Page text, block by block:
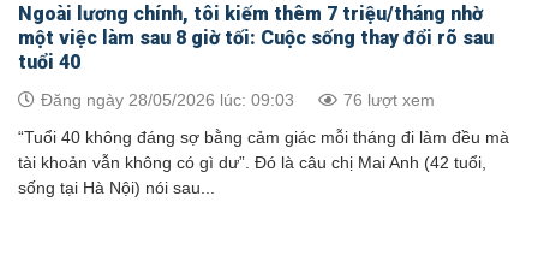
Ngoài lương chính, tôi kiếm thêm 7 triệu/tháng nhờ
một việc làm sau 8 giờ tối: Cuộc sống thay đổi rõ sau
tuổi 40
Đăng ngày 28/05/2026 lúc: 09:03 76 lượt xem
“Tuổi 40 không đáng sợ bằng cảm giác mỗi tháng đi làm đều mà
tài khoản vẫn không có gì dư”. Đó là câu chị Mai Anh (42 tuổi,
sống tại Hà Nội) nói sau...